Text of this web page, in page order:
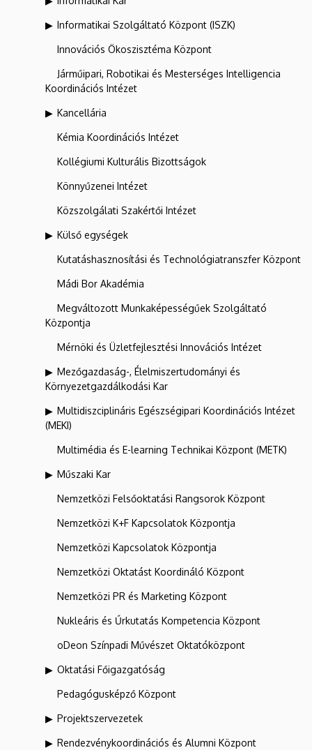
Informatikai Szolgáltató Központ (ISZK)
Innovációs Ökoszisztéma Központ
Járműipari, Robotikai és Mesterséges Intelligencia
Koordinációs Intézet
Kancellária
Kémia Koordinációs Intézet
Kollégiumi Kulturális Bizottságok
Könnyűzenei Intézet
Közszolgálati Szakértői Intézet
Külső egységek
Kutatáshasznosítási és Technológiatranszfer Központ
Mádi Bor Akadémia
Megváltozott Munkaképességűek Szolgáltató
Központja
Mérnöki és Üzletfejlesztési Innovációs Intézet
Mezőgazdaság-, Élelmiszertudományi és
Környezetgazdálkodási Kar
Multidiszciplináris Egészségipari Koordinációs Intézet
(MEKI)
Multimédia és E-learning Technikai Központ (METK)
Műszaki Kar
Nemzetközi Felsőoktatási Rangsorok Központ
Nemzetközi K+F Kapcsolatok Központja
Nemzetközi Kapcsolatok Központja
Nemzetközi Oktatást Koordináló Központ
Nemzetközi PR és Marketing Központ
Nukleáris és Űrkutatás Kompetencia Központ
oDeon Színpadi Művészet Oktatóközpont
Oktatási Főigazgatóság
Pedagógusképző Központ
Projektszervezetek
Rendezvénykoordinációs és Alumni Központ